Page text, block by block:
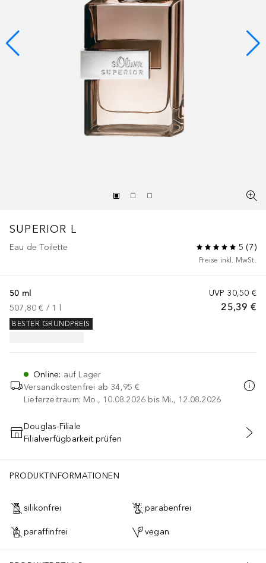
SUPERIOR L
Eau de Toilette 5 (7)
Preise inkl. MwSt.
UVP 30,50 €
25,39 €
50 ml
507,80 € / 1
BESTER GRUNDPREIS
Online: auf Lager
Versandkostenfrei ab 34,95 €
Lieferzeitraum: Mo., 10.08.2026 bis Mi., 12.08.2026
IN DEN WARENKORB
Douglas-Filiale
Filialverfügbarkeit prüfen
PRODUKTINFORMATIONEN
silikonfrei parabenfrei
paraffinfrei vegan